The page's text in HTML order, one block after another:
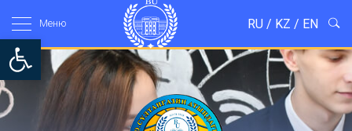
Open toolbar
Mеню RU / KZ / EN